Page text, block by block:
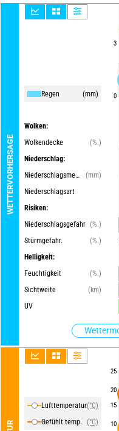
WETTERVORHERSAGE
Regen (mm)
Wolken:
Wolkendecke
(%.)
Niederschlag:
Niederschlagsmenge
(mm)
Niederschlagsart
Risiken:
Niederschlagsgefahr (%.)
Stürmgefahr.
(%.)
Helligkeit:
Feuchtigkeit
(%.)
Sichtweite
(km)
UV
Lufttemperatur(°C)
Gefühlt temp.
(°C)
3
0
25
20
15
10